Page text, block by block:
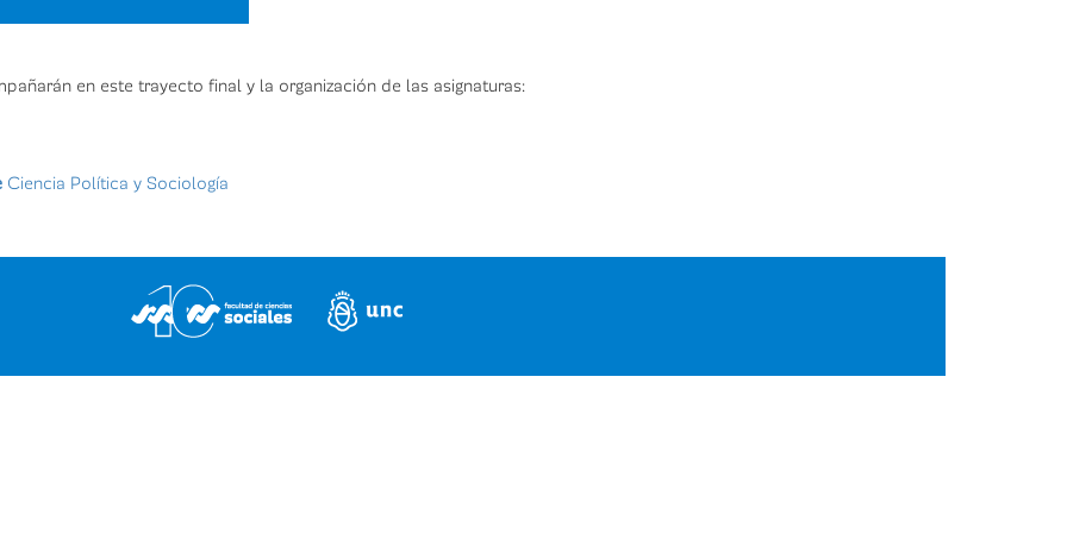
en este trayecto final y la organización de las asignaturas:
Ciencia Política y Sociología